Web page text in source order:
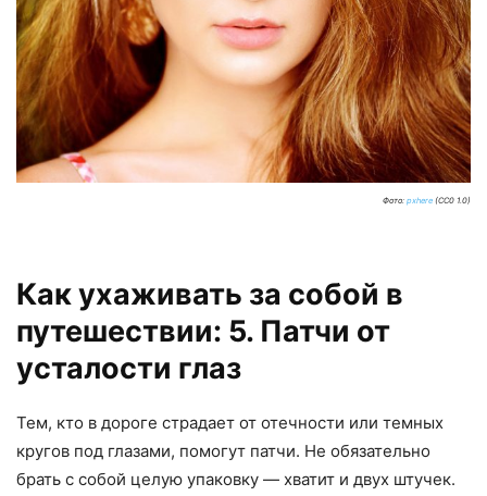
Фото: pxhere (CC0 1.0)
Как ухаживать за собой в
путешествии: 5. Патчи от
усталости глаз
Тем, кто в дороге страдает от отечности или темных
кругов под глазами, помогут патчи. Не обязательно
брать с собой целую упаковку — хватит и двух штучек.